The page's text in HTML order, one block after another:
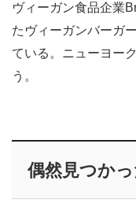
ヴィーガン食品企業
たヴィーガンバーガー
ている。ニューヨー
う。
偶然見つか